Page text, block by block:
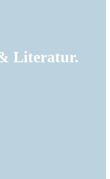
Literatur.